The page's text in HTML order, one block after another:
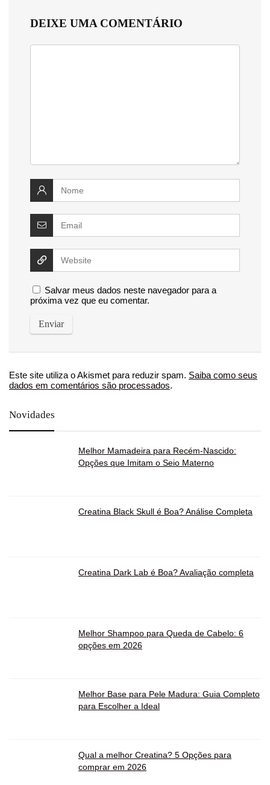
DEIXE UMA COMENTÁRIO
Salvar meus dados neste navegador para a
próxima vez que eu comentar.
Este site utiliza o Akismet para reduzir spam. Saiba como seus
dados em comentários são processados.
Novidades
Melhor Mamadeira para Recém-Nascido:
Opções que Imitam o Seio Materno
Creatina Black Skull é Boa? Análise Completa
Creatina Dark Lab é Boa? Avaliação completa
Melhor Shampoo para Queda de Cabelo: 6
opções em 2026
Melhor Base para Pele Madura: Guia Completo
para Escolher a Ideal
Qual a melhor Creatina? 5 Opções para
comprar em 2026